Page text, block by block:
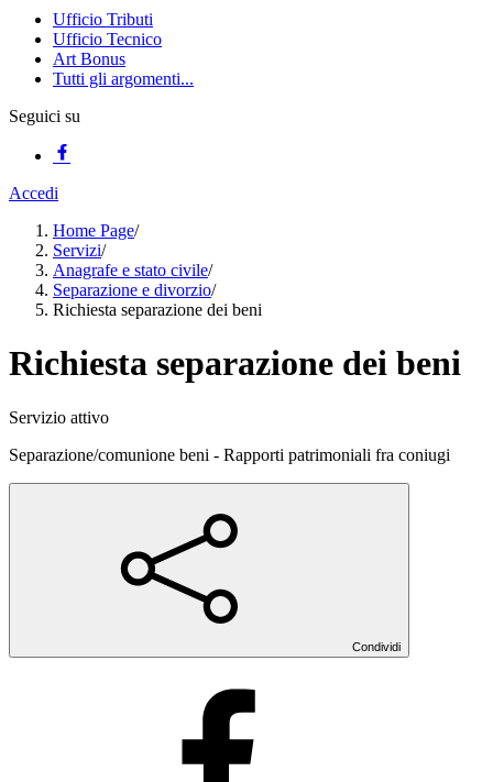
Ufficio Tributi
Ufficio Tecnico
Art Bonus
Tutti gli argomenti...
Seguici su
Accedi
Home Page/
Servizi/
Anagrafe e stato civile/
Separazione e divorzio/
Richiesta separazione dei beni
Richiesta separazione dei beni
Servizio attivo
Separazione/comunione beni - Rapporti patrimoniali fra coniugi
Condividi